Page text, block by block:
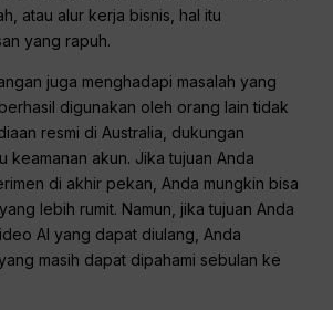
atau alur kerja bisnis, hal itu
yang rapuh.
juga menghadapi masalah yang
digunakan oleh orang lain tidak
resmi di Australia, dukungan
keamanan akun. Jika tujuan Anda
di akhir pekan, Anda mungkin bisa
lebih rumit. Namun, jika tujuan Anda
AI yang dapat diulang, Anda
masih dapat dipahami sebulan ke